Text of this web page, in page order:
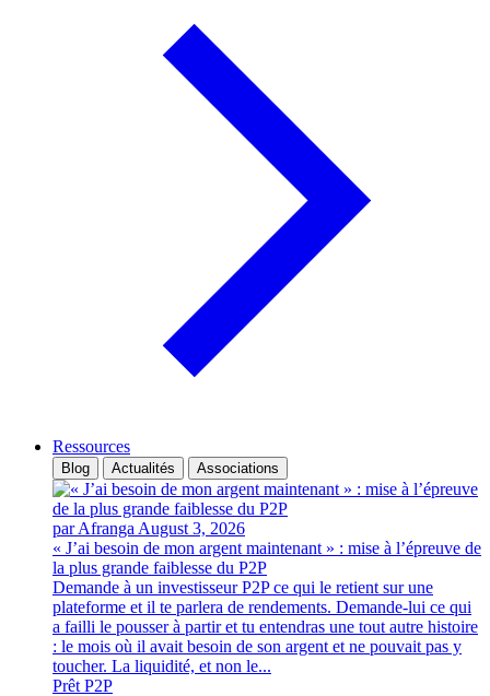
Ressources
Blog Actualités Associations
par Afranga August 3, 2026
« J’ai besoin de mon argent maintenant » : mise à l’épreuve de
la plus grande faiblesse du P2P
Demande à un investisseur P2P ce qui le retient sur une
plateforme et il te parlera de rendements. Demande-lui ce qui
a failli le pousser à partir et tu entendras une tout autre histoire
: le mois où il avait besoin de son argent et ne pouvait pas y
toucher. La liquidité, et non le...
Prêt P2P